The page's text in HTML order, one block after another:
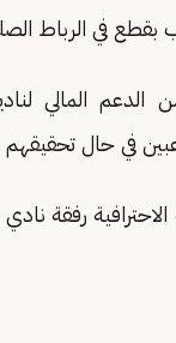
في الرباط
المالي
في حال
رفقة نادي